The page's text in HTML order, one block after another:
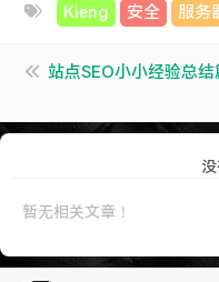
Kieng 安全 服务
站点SEO小小经验总结
暂无相关文章！